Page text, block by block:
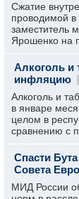
Сжатие
проводимой
заместитель
Ярошенко на
Алкоголь и
инфляцию
Алкоголь и
в январе
целом в
сравнению с
Спасти
Совета
МИД России